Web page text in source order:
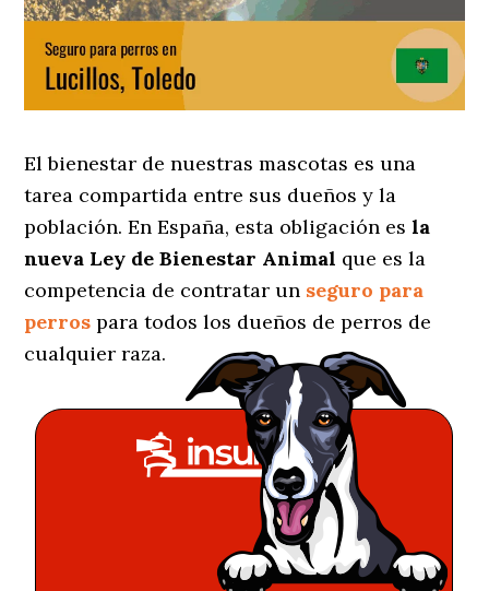
El bienestar de nuestras mascotas es una
tarea compartida entre sus dueños y la
población. En España, esta obligación esla
nueva Ley de Bienestar Animal que es la
competencia de contratar un seguro para
perros para todos los dueños de perros de
cualquier raza.